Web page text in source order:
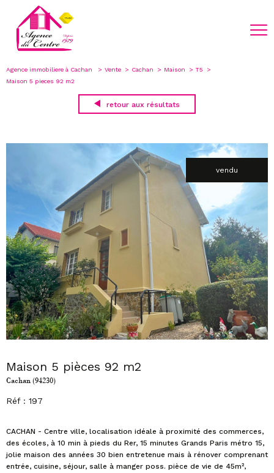
Agence immobiliere à Cachan Vente Cachan Maison
T5
Maison 5 pieces 92 m2
retour aux résultats
vendu
Maison 5 pièces 92 m2
Cachan (94230)
Réf : 197
CACHAN - Centre ville, localisation idéale à proximité des commerces,
des écoles, à 10 min à pieds du Rer, 15 minutes Grands Paris métro 15,
jolie maison des années 30 bien entretenue mais à rénover comprenant
entrée, cuisine, séjour, salle à manger poss. pièce de vie de 45m²,